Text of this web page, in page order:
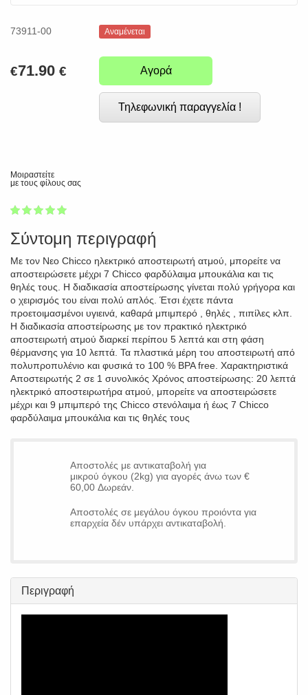
73911-00 Αναμένεται
€71.90 € Αγορά
Τηλεφωνική παραγγελία !
Μοιραστείτε
με τους φίλους σας
1
2
3
4
5
Σύντομη περιγραφή
Με τον Νεο Chicco ηλεκτρικό αποστειρωτή ατμού, μπορείτε να
αποστειρώσετε μέχρι 7 Chicco φαρδύλαιμα μπουκάλια και τις
θηλές τους. Η διαδικασία αποστείρωσης γίνεται πολύ γρήγορα και
ο χειρισμός του είναι πολύ απλός. Έτσι έχετε πάντα
προετοιμασμένοι υγιεινά, καθαρά μπιμπερό , θηλές , πιπίλες κλπ.
Η διαδικασία αποστείρωσης με τον πρακτικό ηλεκτρικό
αποστειρωτή ατμού διαρκεί περίπου 5 λεπτά και στη φάση
θέρμανσης για 10 λεπτά. Τα πλαστικά μέρη του αποστειρωτή από
πολυπροπυλένιο και φυσικά το 100 % BPA free. Χαρακτηριστικά
Αποστειρωτής 2 σε 1 συνολικός Χρόνος αποστείρωσης: 20 λεπτά
ηλεκτρικό αποστειρωτήρα ατμού, μπορείτε να αποστειρώσετε
μέχρι και 9 μπιμπερό της Chicco στενόλαιμα ή έως 7 Chicco
φαρδύλαιμα μπουκάλια και τις θηλές τους
Αποστολές με αντικαταβολή για
μικρού όγκου (2kg) για αγορές άνω των €
60,00 Δωρεάν.
Αποστολές σε μεγάλου όγκου προιόντα για
επαρχεία δέν υπάρχει αντικαταβολή.
Περιγραφή